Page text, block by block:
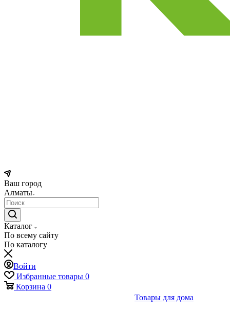
Ваш город
Алматы
Каталог
По всему сайту
По каталогу
Войти
Избранные товары 0
Корзина 0
Товары для дома